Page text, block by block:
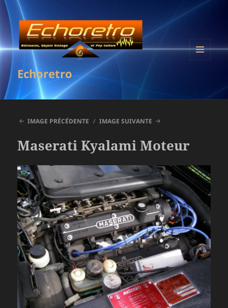
Echoretro
IMAGE PRÉCÉDENTE IMAGE SUIVANTE
Maserati Kyalami Moteur